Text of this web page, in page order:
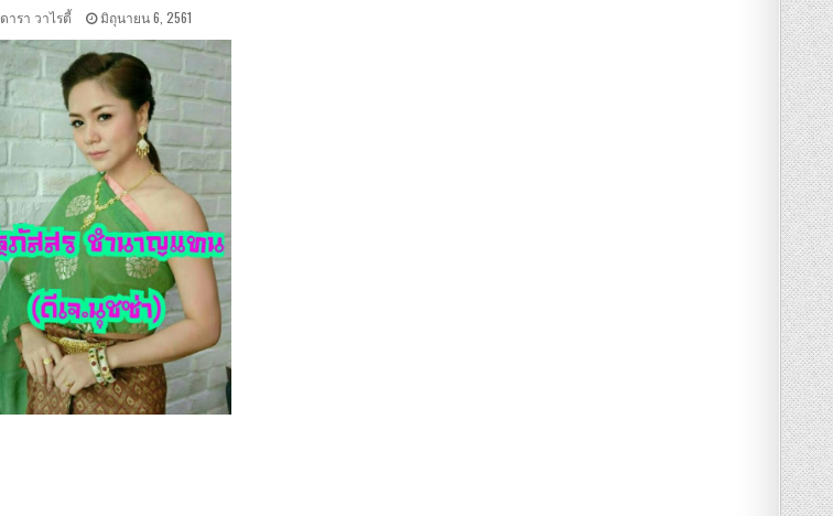
ดารา วาไรตี้ มิถุนายน 6, 2561